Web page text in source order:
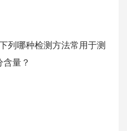
列哪种检测方法常用于测
量？